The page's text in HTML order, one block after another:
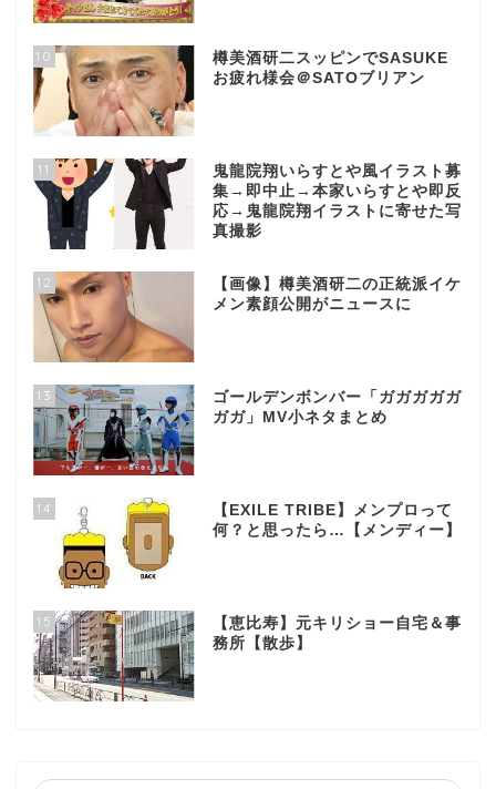
10
樽美酒研二スッピンでSASUKE
お疲れ様会＠SATOブリアン
11
鬼龍院翔いらすとや風イラスト募
集→即中止→本家いらすとや即反
応→鬼龍院翔イラストに寄せた写
真撮影
12
【画像】樽美酒研二の正統派イケ
メン素顔公開がニュースに
13
ゴールデンボンバー「ガガガガガ
ガガ」MV小ネタまとめ
14
【EXILE TRIBE】メンプロって
何？と思ったら…【メンディー】
15
【恵比寿】元キリショー自宅＆事
務所【散歩】